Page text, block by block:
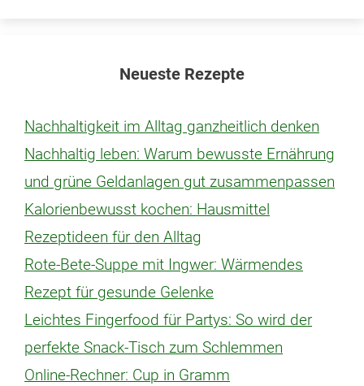
Neueste Rezepte
Nachhaltigkeit im Alltag ganzheitlich denken
Nachhaltig leben: Warum bewusste Ernährung
und grüne Geldanlagen gut zusammenpassen
Kalorienbewusst kochen: Hausmittel
Rezeptideen für den Alltag
Rote-Bete-Suppe mit Ingwer: Wärmendes
Rezept für gesunde Gelenke
Leichtes Fingerfood für Partys: So wird der
perfekte Snack-Tisch zum Schlemmen
Online-Rechner: Cup in Gramm